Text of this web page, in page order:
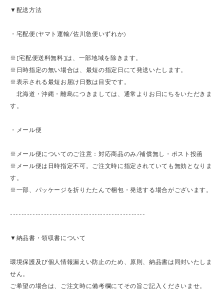
▼配送方法
・宅配便(ヤマト運輸/佐川急便いずれか)
※[宅配便送料無料]は、一部地域を除きます。
※日時指定の無い場合は、最短の指定日にて発送いたします。
※表示される最短お届け日数は目安です。
北海道・沖縄・離島につきましては、通常よりお日にちをいただきま
す。
・メール便
※メール便についてのご注意：対応商品のみ/補償無し・ポスト投函
※メール便は日時指定不可。ご注文時に指定されていても無効となりま
す。
※一部、パッケージを折りたたんで梱包・発送する場合がございます。
------------------------------------------------
▼納品書・領収書について
環境保護及び個人情報漏えい防止のため、原則、納品書は同封いたしま
せん。
ご希望の場合は、ご注文時に備考欄にてその旨ご記入くださいませ。